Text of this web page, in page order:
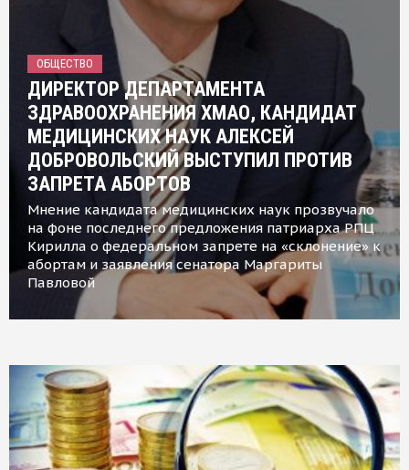
ОБЩЕСТВО
ДИРЕКТОР ДЕПАРТАМЕНТА
ЗДРАВООХРАНЕНИЯ ХМАО, КАНДИДАТ
МЕДИЦИНСКИХ НАУК АЛЕКСЕЙ
ДОБРОВОЛЬСКИЙ ВЫСТУПИЛ ПРОТИВ
ЗАПРЕТА АБОРТОВ
Мнение кандидата медицинских наук прозвучало
на фоне последнего предложения патриарха РПЦ
Кирилла о федеральном запрете на «склонение» к
абортам и заявления сенатора Маргариты
Павловой